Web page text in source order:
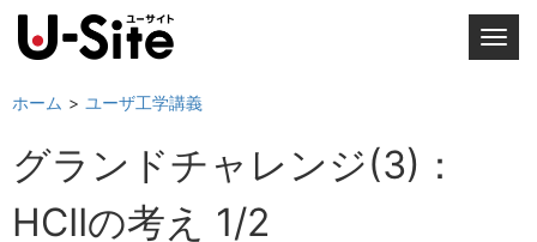
T
ホーム ユーザ工学講義
グランドチャレンジ(3)：
HCIIの考え 1/2